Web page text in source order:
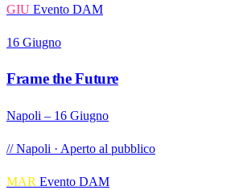
GIU Evento DAM
16 Giugno
Frame the Future
Napoli – 16 Giugno
// Napoli · Aperto al pubblico
MAR Evento DAM